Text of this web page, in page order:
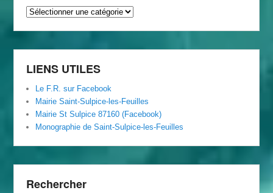
Archives
Rural
LIENS UTILES
Le F.R. sur Facebook
Mairie Saint-Sulpice-les-Feuilles
Mairie St Sulpice 87160 (Facebook)
Monographie de Saint-Sulpice-les-Feuilles
Rechercher